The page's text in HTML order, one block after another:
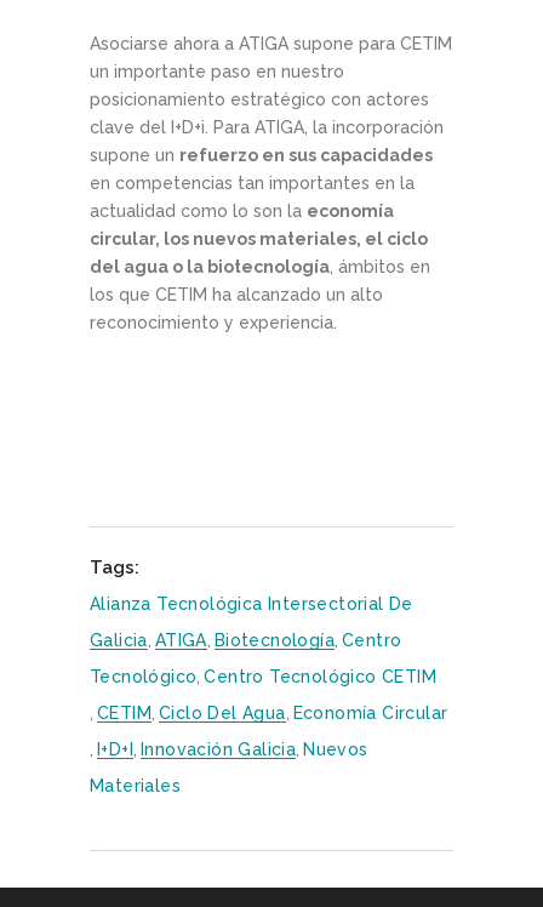
Asociarse ahora a ATIGA supone para CETIM
un importante paso en nuestro
posicionamiento estratégico con actores
clave del I+D+i. Para ATIGA, la incorporación
supone un refuerzo en sus capacidades
en competencias tan importantes en la
actualidad como lo son la economía
circular, los nuevos materiales, el ciclo
del agua o la biotecnología , ámbitos en
los que CETIM ha alcanzado un alto
reconocimiento y experiencia.
Tags:
Alianza Tecnológica Intersectorial De
Galicia ATIGA Biotecnología Centro
Tecnológico Centro Tecnológico CETIM
CETIM Ciclo Del Agua Economía Circular
I+D+i Innovación Galicia Nuevos
Materiales